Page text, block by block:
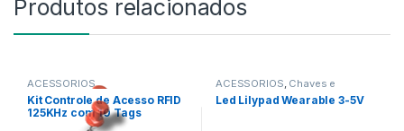
Produtos relacionados
ACESSÓRIOS
,
MÓDULOS
,
NOVIDADES
Kit Controle de Acesso RFID
125KHz com 10 Tags
ACESSÓRIOS, Chaves e
Botões Resistores Teclados
Led Lilypad Wearable 3-5V